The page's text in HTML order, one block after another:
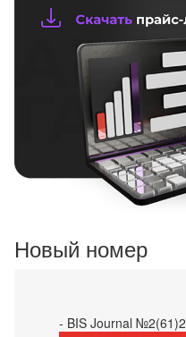
Новый номер
- BIS Journal